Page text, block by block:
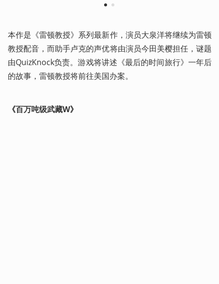
1 2
本作是《雷顿教授》系列最新作，演员大泉洋将继续为雷顿
教授配音，而助手卢克的声优将由演员今田美樱担任，谜题
由QuizKnock负责。游戏将讲述《最后的时间旅行》一年后
的故事，雷顿教授将前往美国办案。
《百万吨级武藏W》